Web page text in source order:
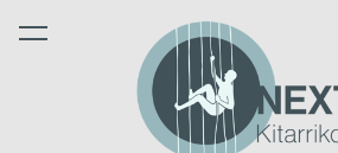
lisati ostukorvi. Vaata ostukorvi